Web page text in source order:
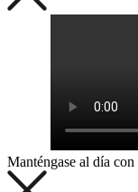
Manténgase al día